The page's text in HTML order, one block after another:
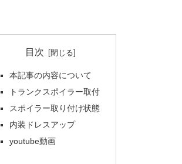
目次
本記事の内容について
トランクスポイラー取付
スポイラー取り付け状態
内装ドレスアップ
youtube動画